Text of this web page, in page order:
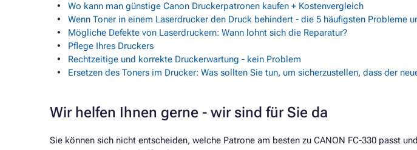
Wo kann man günstige Canon Druckerpatronen kaufen + Kostenvergleich
Wenn Toner in einem Laserdrucker den Druck behindert - die 5 häufigsten Probleme
Mögliche Defekte von Laserdruckern: Wann lohnt sich die Reparatur?
Pflege Ihres Druckers
Rechtzeitige und korrekte Druckerwartung - kein Problem
Ersetzen des Toners im Drucker: Was sollten Sie tun, um sicherzustellen, dass der
Wir helfen Ihnen gerne - wir sind für Sie da
Sie können sich nicht entscheiden, welche Patrone am besten zu CANON FC-330 passt